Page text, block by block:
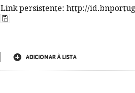
Link persistente: http://
ADICIONAR À LISTA